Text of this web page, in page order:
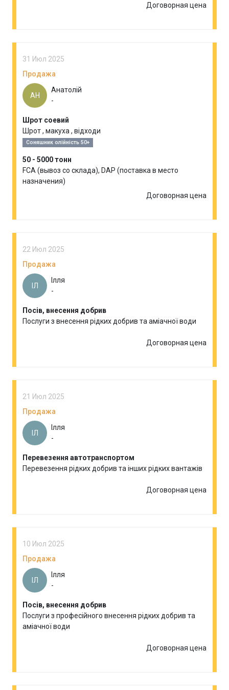
Договорная цена
31 Июл 2025
Продажа
АН
Анатолій
-
Шрот соевий
Шрот , макуха , відходи
Соняшник олійність 50+
50 - 5000 тонн
FCA (вывоз со склада), DAP (поставка в место
назначения)
Договорная цена
22 Июл 2025
Продажа
ІЛ
Ілля
-
Посів, внесення добрив
Послуги з внесення рідких добрив та аміачної води
Договорная цена
21 Июл 2025
Продажа
ІЛ
Ілля
-
Перевезення автотранспортом
Перевезення рідких добрив та інших рідких вантажів
Договорная цена
10 Июл 2025
Продажа
ІЛ
Ілля
-
Посів, внесення добрив
Послуги з професійного внесення рідких добрив та
аміачної води
Договорная цена